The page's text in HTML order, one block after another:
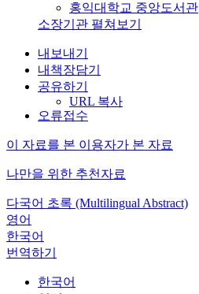
홍익대학교 중앙도서관
소장기관 펼쳐보기
내보내기
내책장담기
공유하기
URL 복사
오류접수
이 자료를 본 이용자가 본 자료
나만을 위한 추천자료
다국어 초록 (Multilingual Abstract)
영어
한국어
번역하기
한국어